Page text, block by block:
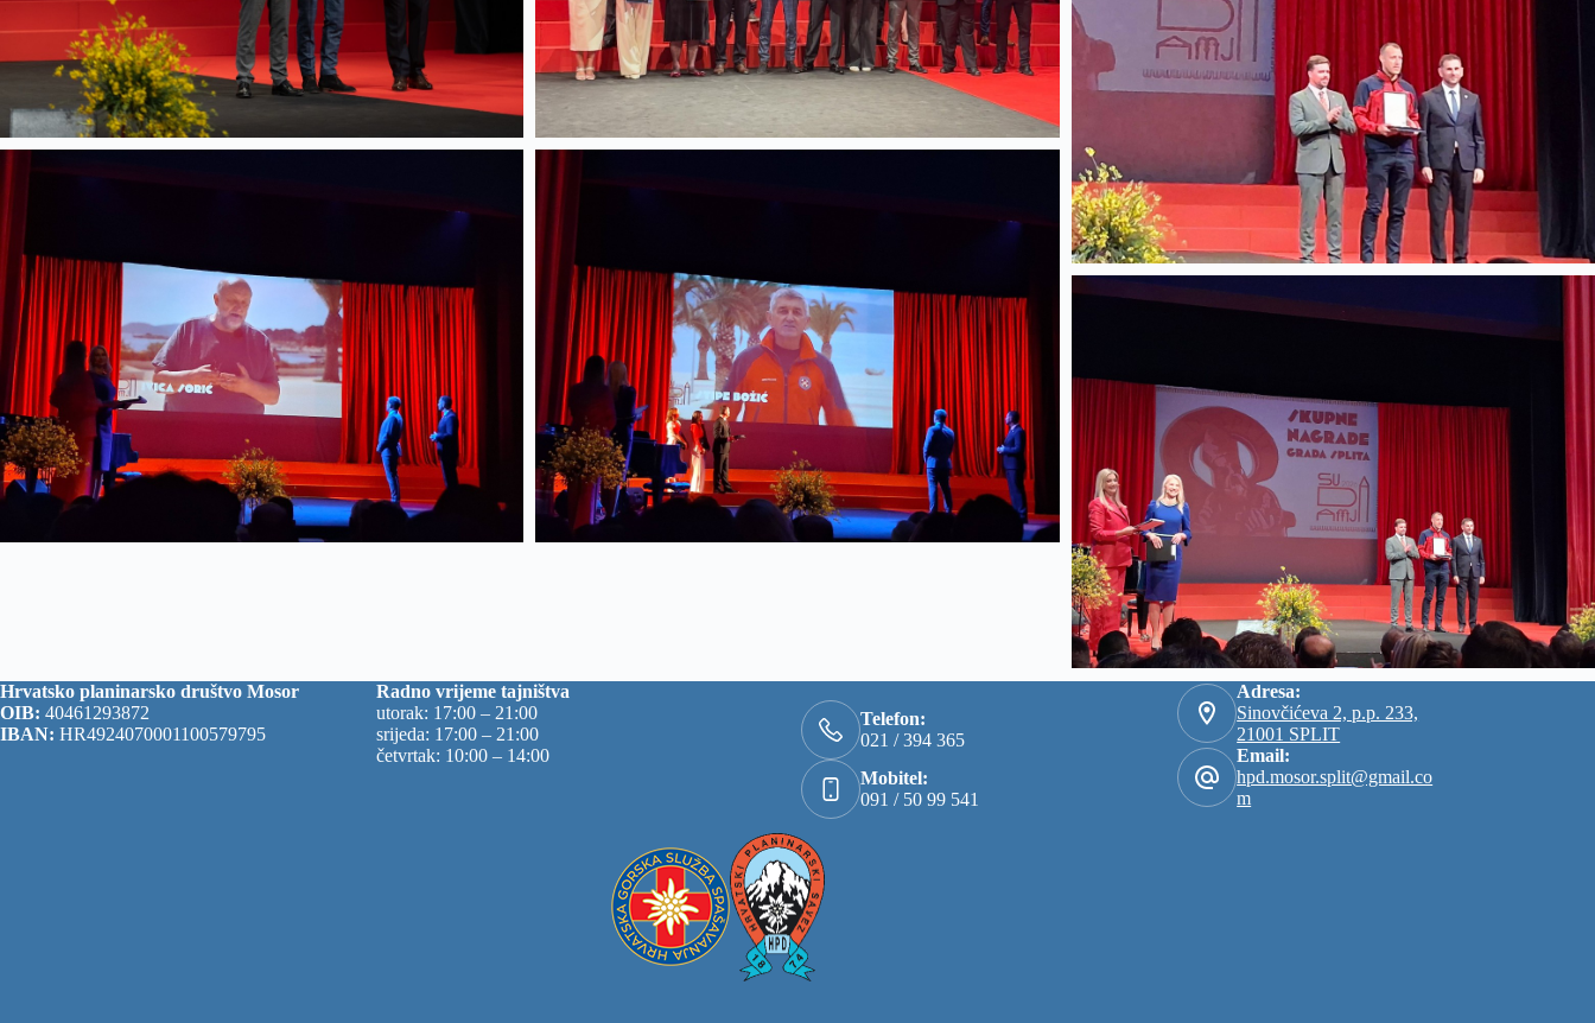
Hrvatsko planinarsko društvo Mosor
OIB: 40461293872
IBAN: HR4924070001100579795
Radno vrijeme tajništva
utorak: 17:00 – 21:00
srijeda: 17:00 – 21:00
četvrtak: 10:00 – 14:00
Telefon:
021 / 394 365
Mobitel:
091 / 50 99 541
Adresa:
Sinovčićeva 2, p.p. 233,
21001 SPLIT
Email:
hpd.mosor.split@gmail.co
m